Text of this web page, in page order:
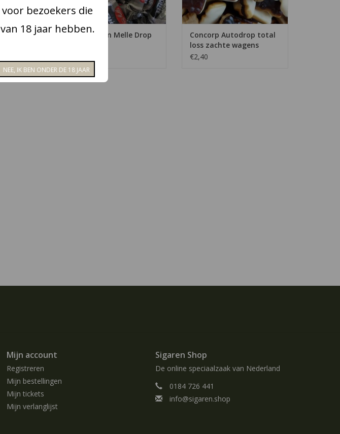
Perfetti Van Melle Drop
Concorp Autodrop total
loss zachte wagens
€2,40
Mijn account
Registreren
Mijn bestellingen
Mijn tickets
Mijn verlanglijst
Sigaren Shop
De online speciaalzaak van Nederland
0184 726 441
info@sigaren.shop
bezoekers die
18 jaar hebben.